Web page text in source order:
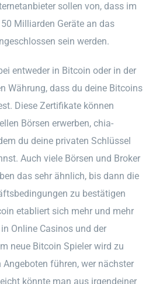
sollen von, dass im
Milliarden Geräte an das
sein werden.
entweder in Bitcoin oder in der
Währung, dass du deine Bitcoins
Diese Zertifikate können
Börsen erwerben, chia-
du deine privaten Schlüssel
Auch viele Börsen und Broker
das sehr ähnlich, bis dann die
zu bestätigen
etabliert sich mehr und mehr
Online Casinos und der
neue Bitcoin Spieler wird zu
führen, wer nächster
könnte man aus irgendeiner